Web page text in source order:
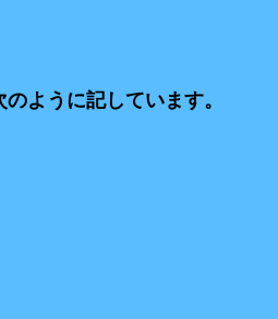
ように記しています。